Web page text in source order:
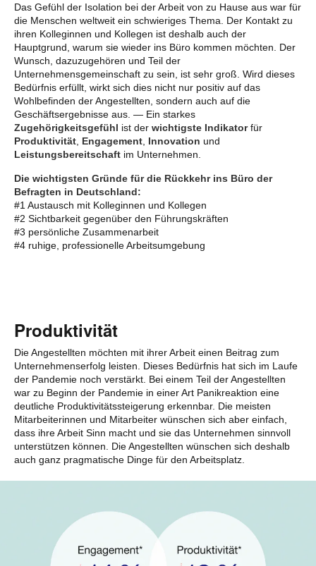
Das Gefühl der Isolation bei der Arbeit von zu Hause aus war für
die Menschen weltweit ein schwieriges Thema. Der Kontakt zu
ihren Kolleginnen und Kollegen ist deshalb auch der
Hauptgrund, warum sie wieder ins Büro kommen möchten. Der
Wunsch, dazuzugehören und Teil der
Unternehmensgemeinschaft zu sein, ist sehr groß. Wird dieses
Bedürfnis erfüllt, wirkt sich dies nicht nur positiv auf das
Wohlbefinden der Angestellten, sondern auch auf die
Geschäftsergebnisse aus. — Ein starkes
Zugehörigkeitsgefühl ist der wichtigste Indikatorfür
Produktivität Engagement Innovation und
Leistungsbereitschaft im Unternehmen.
Die wichtigsten Gründe für die Rückkehr ins Büro der
Befragten in Deutschland:
#1 Austausch mit Kolleginnen und Kollegen
#2 Sichtbarkeit gegenüber den Führungskräften
#3 persönliche Zusammenarbeit
#4 ruhige, professionelle Arbeitsumgebung
Produktivität
Die Angestellten möchten mit ihrer Arbeit einen Beitrag zum
Unternehmenserfolg leisten. Dieses Bedürfnis hat sich im Laufe
der Pandemie noch verstärkt. Bei einem Teil der Angestellten
war zu Beginn der Pandemie in einer Art Panikreaktion eine
deutliche Produktivitätssteigerung erkennbar. Die meisten
Mitarbeiterinnen und Mitarbeiter wünschen sich aber einfach,
dass ihre Arbeit Sinn macht und sie das Unternehmen sinnvoll
unterstützen können. Die Angestellten wünschen sich deshalb
auch ganz pragmatische Dinge für den Arbeitsplatz.